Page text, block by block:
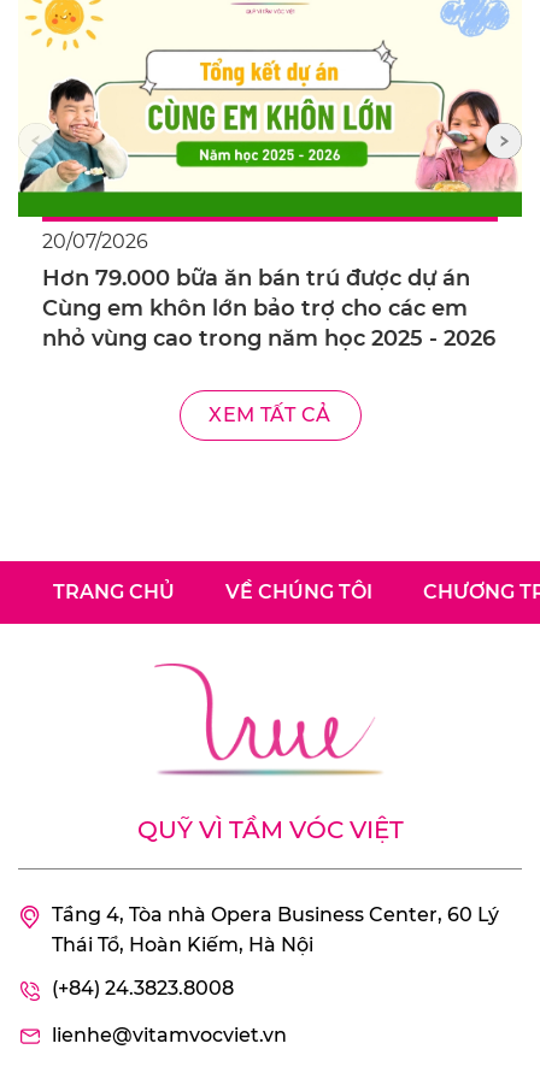
20/07/2026
Hơn 79.000 bữa ăn bán trú được dự án
Cùng em khôn lớn bảo trợ cho các em
nhỏ vùng cao trong năm học 2025 - 2026
XEM TẤT CẢ
TRANG CHỦ VỀ CHÚNG TÔI CHƯƠNG
QUỸ VÌ TẦM VÓC VIỆT
Tầng 4, Tòa nhà Opera Business Center, 60 Lý
Thái Tổ, Hoàn Kiếm, Hà Nội
(+84) 24.3823.8008
lienhe@vitamvocviet.vn